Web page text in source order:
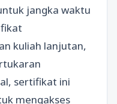
jangka waktu
kuliah lanjutan,
sertifikat ini
mengakses